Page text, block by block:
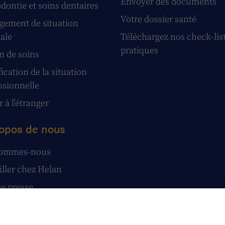
et soins dentaires
de situation
de soins
de la situation
à l’étranger
de nous
nous
chez Helan
presse
Votre dossier santé
Téléchargez nos check-
pratiques